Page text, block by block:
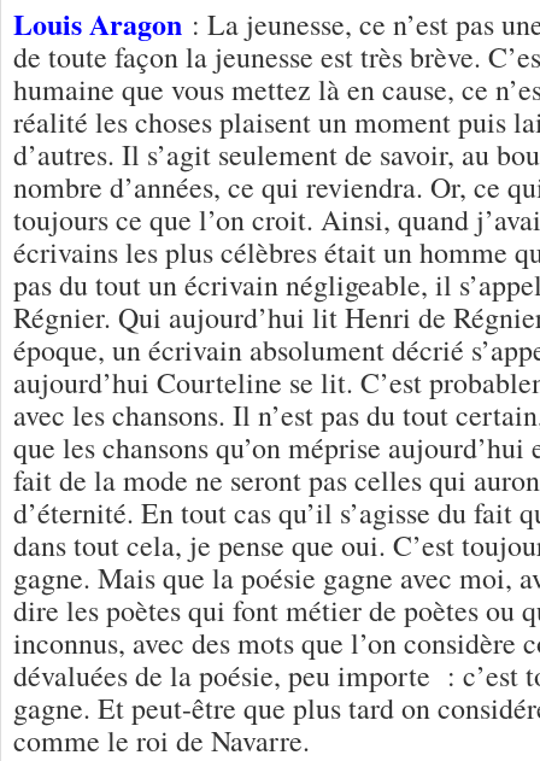
Louis Aragon : La jeunesse, ce n’est pas
de toute façon la jeunesse est très brève.
humaine que vous mettez là en cause, ce
réalité les choses plaisent un moment puis
d’autres. Il s’agit seulement de savoir, au
nombre d’années, ce qui reviendra. Or, ce
toujours ce que l’on croit. Ainsi, quand
écrivains les plus célèbres était un homme
pas du tout un écrivain négligeable, il
Régnier. Qui aujourd’hui lit Henri de
époque, un écrivain absolument décrié
aujourd’hui Courteline se lit. C’est
avec les chansons. Il n’est pas du tout
que les chansons qu’on méprise
fait de la mode ne seront pas celles qui
d’éternité. En tout cas qu’il s’agisse du fait
dans tout cela, je pense que oui. C’est
gagne. Mais que la poésie gagne avec moi,
dire les poètes qui font métier de poètes ou
inconnus, avec des mots que l’on considère
dévaluées de la poésie, peu importe : c’est
gagne. Et peut-être que plus tard on
comme le roi de Navarre.